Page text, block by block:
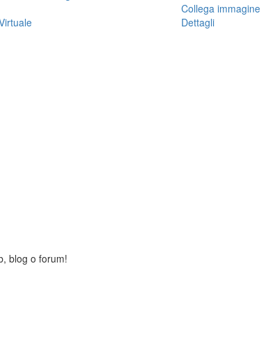
Collega immagine
Dettagli
blog o forum!